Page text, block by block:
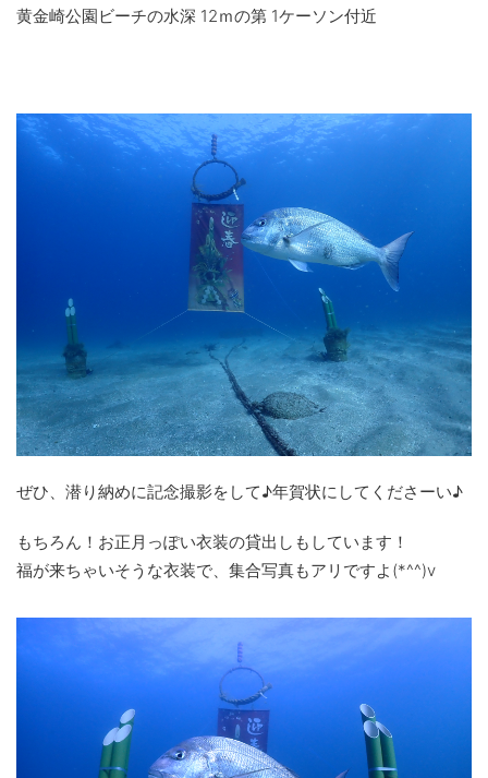
黄金崎公園ビーチの水深 12ｍの第 1ケーソン付近
ぜひ、潜り納めに記念撮影をして♪年賀状にしてくださーい♪
もちろん！お正月っぽい衣装の貸出しもしています！
福が来ちゃいそうな衣装で、集合写真もアリですよ(*^^)v